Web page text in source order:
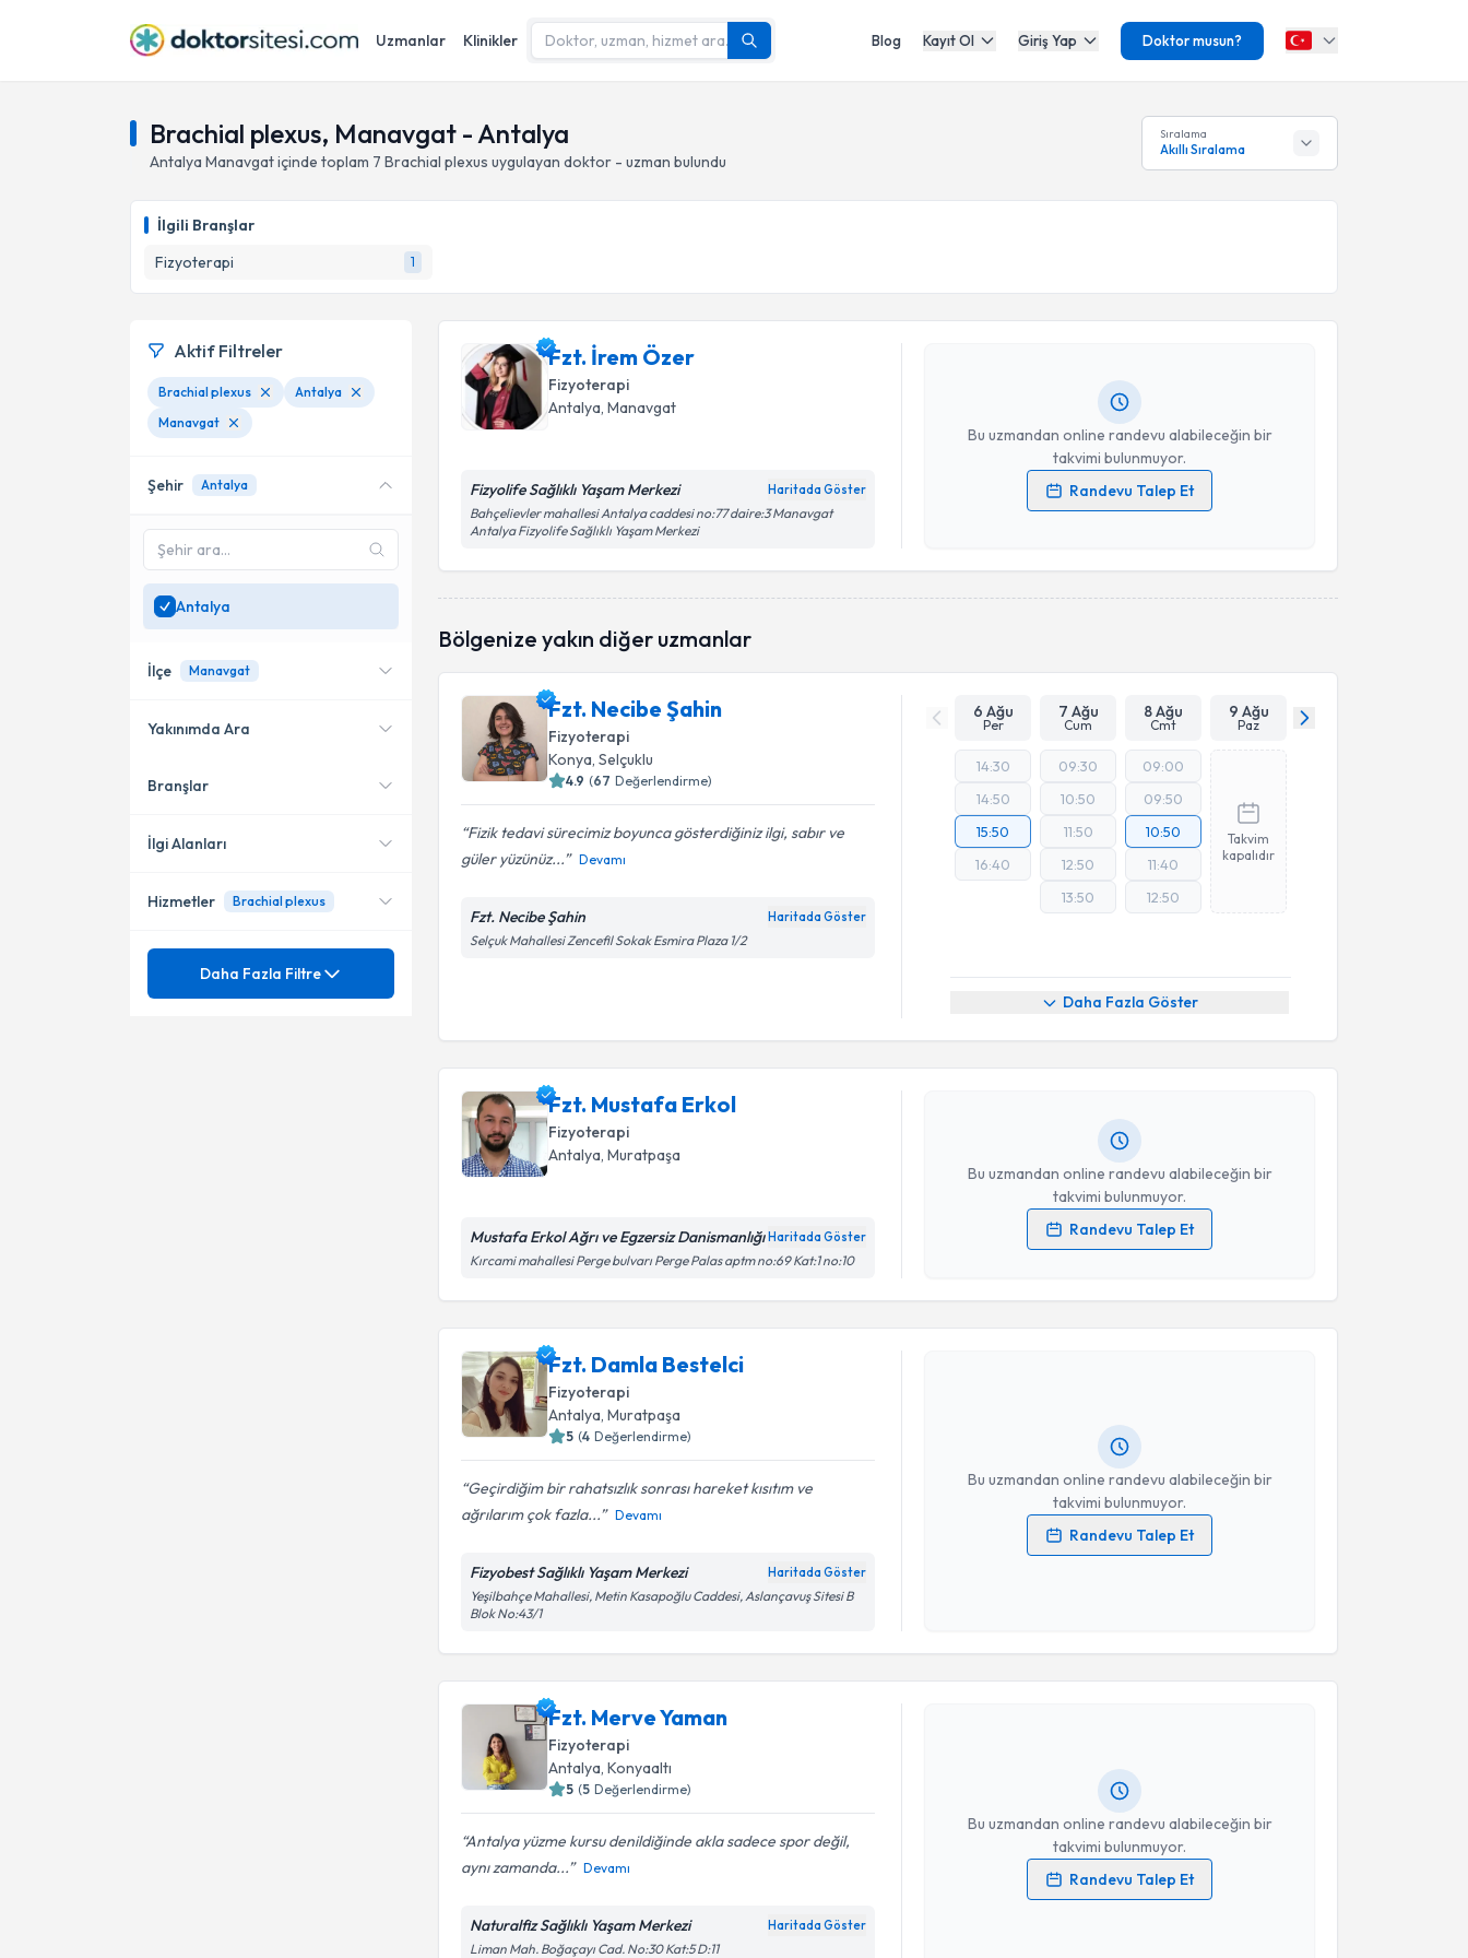
Uzmanlar Klinikler Blog Kayıt Ol Giriş Yap Doktor musun?
Brachial plexus, Manavgat - Antalya
Antalya Manavgatiçinde toplam 7 Brachial plexus uygulayan doktor - uzman bulundu
Sıralama
Akıllı Sıralama
İlgili Branşlar
Fizyoterapi
1
Fzt. İrem Özer
Fizyoterapi
Antalya, Manavgat
Fizyolife Sağlıklı Yaşam Merkezi Haritada Göster
Bahçelievler mahallesi Antalya caddesi no:77 daire:3 Manavgat
Antalya Fizyolife Sağlıklı Yaşam Merkezi
Bu uzmandan online randevu alabileceğin bir
takvimi bulunmuyor.
Randevu Talep Et
Fzt. İrem Özeriçin randevu takvimi talebi oluşturun. Size bu
uzmandan randevu almanız için bir takvim hazırlandığında e-
Kişisel verilerimin işlenmesine ilişkinAydınlatma Metni
Bölgenize yakın diğer uzmanlar
Fzt. Necibe Şahin
Fizyoterapi
Konya, Selçuklu
4.9 (67 Değerlendirme)
Fizik tedavi sürecimiz boyunca gösterdiğiniz ilgi, sabır ve
güler yüzünüz...
Devamı
Fzt. Necibe Şahin Haritada Göster
Selçuk Mahallesi Zencefil Sokak Esmira Plaza 1/2
6 Ağu
Per
7 Ağu
Cum
8 Ağu
Cmt
9 Ağu
Paz
14:30
14:50
15:50
16:40
09:30
10:50
11:50
12:50
13:50
09:00
09:50
10:50
11:40
12:50
Takvim
kapalıdır
Daha Fazla Göster
Fzt. Mustafa Erkol
Fizyoterapi
Antalya , Muratpaşa
Mustafa Erkol Ağrı ve Egzersiz DanismanlığıHaritada Göster
Kırcami mahallesi Perge bulvarı Perge Palas aptm no:69 Kat:1 no:10
Bu uzmandan online randevu alabileceğin bir
takvimi bulunmuyor.
Randevu Talep Et
Randevu Takvimi Talebi
Kişisel verilerimin işlenmesine ilişkinAydınlatma Metni
Fzt. Damla Bestelci
Fizyoterapi
Antalya , Muratpaşa
5 (4 Değerlendirme)
Geçirdiğim bir rahatsızlık sonrası hareket kısıtım ve
ağrılarım çok fazla...
Devamı
Fizyobest Sağlıklı Yaşam Merkezi Haritada Göster
Yeşilbahçe Mahallesi, Metin Kasapoğlu Caddesi, Aslançavuş Sitesi B
Blok No:43/1
Bu uzmandan online randevu alabileceğin bir
takvimi bulunmuyor.
Randevu Talep Et
Kişisel verilerimin işlenmesine ilişkinAydınlatma Metni
Fzt. Merve Yaman
Fizyoterapi
Antalya , Konyaaltı
5 (5 Değerlendirme)
Antalya yüzme kursu denildiğinde akla sadece spor değil,
aynı zamanda...
Devamı
Naturalfiz Sağlıklı Yaşam Merkezi Haritada Göster
Liman Mah. Boğaçayı Cad. No:30 Kat:5 D:11
Bu uzmandan online randevu alabileceğin bir
takvimi bulunmuyor.
Randevu Talep Et
Randevu Takvimi Talebi
Fzt. Merve Yaman
Kişisel verilerimin işlenmesine ilişkinAydınlatma Metni
Aktif Filtreler
Brachial plexus
Antalya
Manavgat
Şehir Antalya
Antalya
İlçe Manavgat
Muratpaşa
Kaş
Yakınımda Ara
Konumuma yakın uzmanları
Branşlar
Fizyoterapi
İlgi Alanları
Akupunktur
Hizmetler Brachial plexus
Mezuniyet
Daha Fazla Filtre